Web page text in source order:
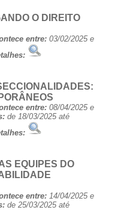
O DIREITO
entre: 03/02/2025 e
entre: 08/04/2025 e
de 18/03/2025 até
EQUIPES DO
entre: 14/04/2025 e
de 25/03/2025 até